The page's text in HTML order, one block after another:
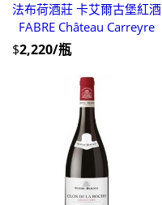
法布荷酒莊 卡艾爾古堡紅酒
FABRE Château Carreyre
$2,220/瓶